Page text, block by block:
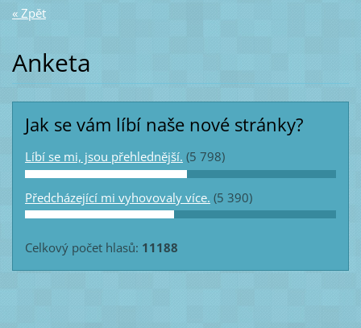
« Zpět
Anketa
Jak se vám líbí naše nové stránky?
Líbí se mi, jsou přehlednější. (5 798)
Předcházející mi vyhovovaly více. (5 390)
Celkový počet hlasů: 11188